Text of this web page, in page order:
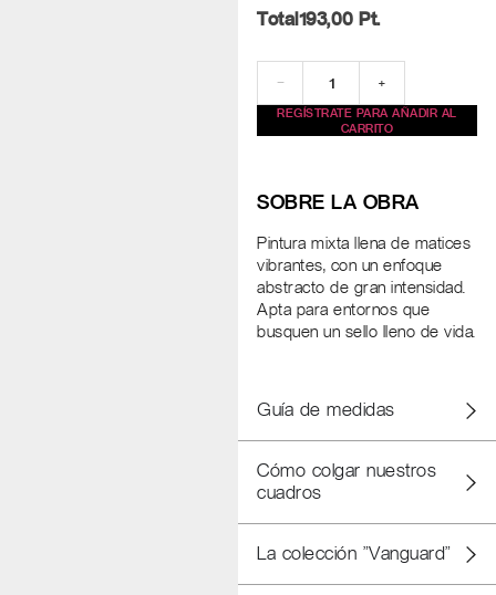
Total193,00 Pt.
− +
REGÍSTRATE PARA AÑADIR AL
CARRITO
SOBRE LA OBRA
Pintura mixta llena de matices
vibrantes, con un enfoque
abstracto de gran intensidad.
Apta para entornos que
busquen un sello lleno de vida.
Guía de medidas
Cómo colgar nuestros
cuadros
La colección "Vanguard"